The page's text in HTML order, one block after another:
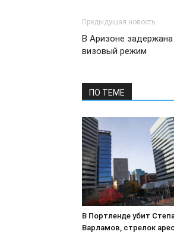
Предыдущая новость
В Аризоне
визовый режим
ПО ТЕМЕ
В Портленде убит
Варламов, стрелок